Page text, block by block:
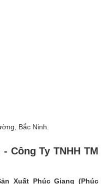
Bắc Ninh.
Công Ty TNHH TM
Xuất Phúc Giang (Phúc